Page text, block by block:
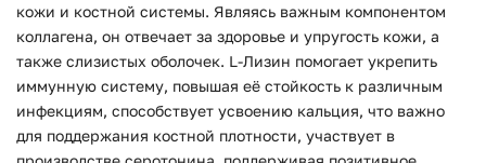
кожи и костной системы. Являясь важным компонентом
коллагена, он отвечает за здоровье и упругость кожи, а
также слизистых оболочек. L-Лизин помогает укрепить
иммунную систему, повышая её стойкость к различным
инфекциям, способствует усвоению кальция, что важно
для поддержания костной плотности, участвует в